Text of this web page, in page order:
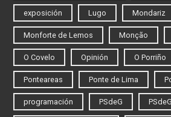
exposición Lugo Mondariz
Monforte de Lemos Monção
O Covelo Opinión O Porriño
Ponteareas Ponte de Lima
programación PSdeG